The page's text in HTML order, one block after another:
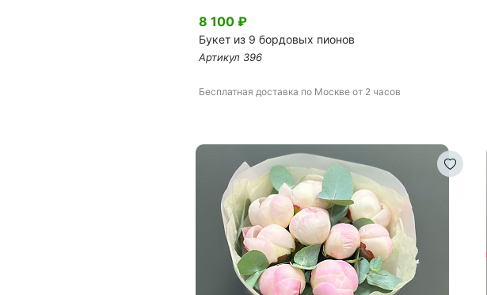
8 100 ₽
Букет из 9 бордовых пионов
Артикул 396
Бесплатная доставка по Москве от 2 часов